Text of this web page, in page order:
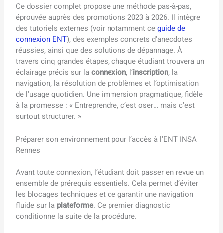
Ce dossier complet propose une méthode pas-à-pas,
éprouvée auprès des promotions 2023 à 2026. Il intègre
des tutoriels externes (voir notamment ceguide de
connexion ENT), des exemples concrets d’anecdotes
réussies, ainsi que des solutions de dépannage. À
travers cinq grandes étapes, chaque étudiant trouvera un
éclairage précis sur laconnexion, l’inscription, la
navigation, la résolution de problèmes et l’optimisation
de l’usage quotidien. Une immersion pragmatique, fidèle
à la promesse : « Entreprendre, c’est oser… mais c’est
surtout structurer. »
Préparer son environnement pour l’accès à l’ENT INSA
Rennes
Avant toute connexion, l’étudiant doit passer en revue un
ensemble de prérequis essentiels. Cela permet d’éviter
les blocages techniques et de garantir une navigation
fluide sur la plateforme. Ce premier diagnostic
conditionne la suite de la procédure.